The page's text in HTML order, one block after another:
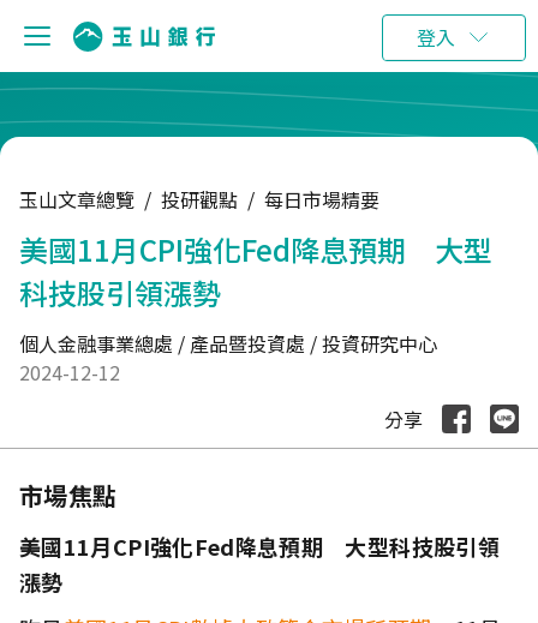
登入
玉山文章總覽 / 投研觀點 / 每日市場精要
美國11月CPI強化Fed降息預期 大型
科技股引領漲勢
個人金融事業總處 / 產品暨投資處 / 投資研究中心
2024-12-12
分享
市場焦點
美國11月CPI強化Fed降息預期 大型科技股引領
漲勢